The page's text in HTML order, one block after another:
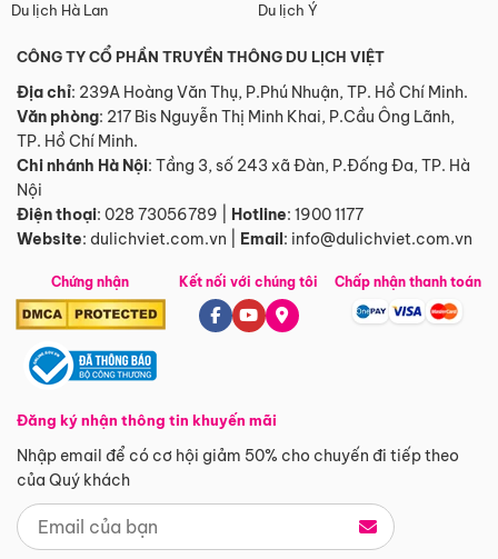
Du lịch Hà Lan
Du lịch Ý
CÔNG TY CỔ PHẦN TRUYỀN THÔNG DU LỊCH VIỆT
Địa chỉ: 239A Hoàng Văn Thụ, P.Phú Nhuận, TP. Hồ Chí Minh.
Văn phòng: 217 Bis Nguyễn Thị Minh Khai, P.Cầu Ông Lãnh,
TP. Hồ Chí Minh.
Chi nhánh Hà Nội: Tầng 3, số 243 xã Đàn, P.Đống Đa, TP. Hà
Nội
Điện thoại: 028 73056789 Hotline: 1900 1177
Website: dulichviet.com.vn Email: info@dulichviet.com.vn
Chứng nhận
Đăng ký nhận thông tin khuyến mãi
Nhập email để có cơ hội giảm 50% cho chuyến đi tiếp theo
của Quý khách
Kết nối với chúng tôi Chấp nhận thanh toán